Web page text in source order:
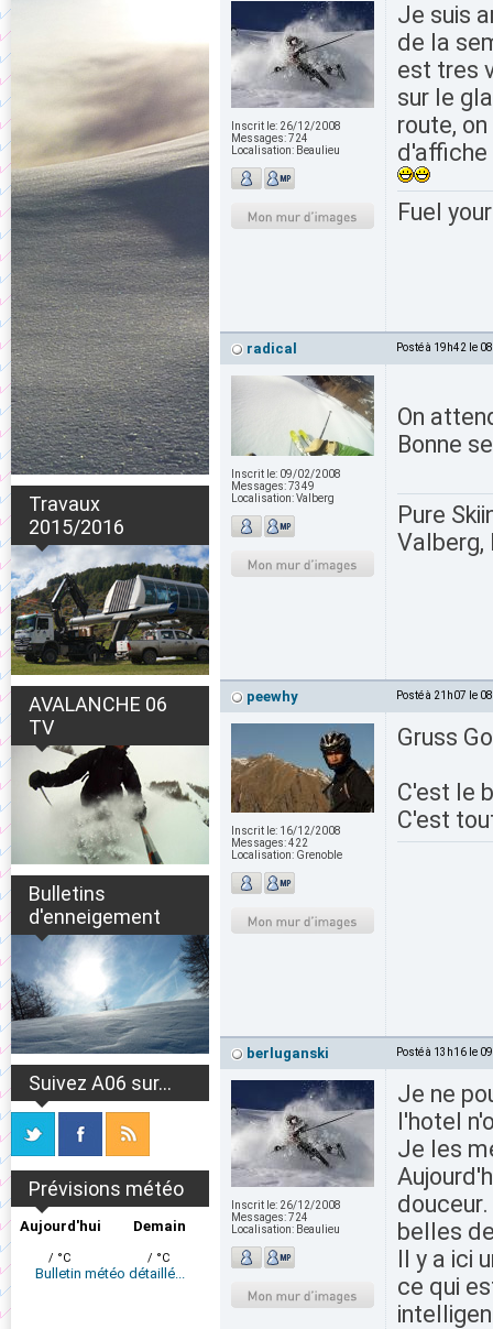
Travaux
2015/2016
AVALANCHE 06
TV
Bulletins
d'enneigement
Suivez A06 sur...
Prévisions météo
Aujourd'hui
/ °C
Demain
/ °C
Bulletin météo détaillé...
Inscrit le: 26/12/2008
Messages:724
Localisation: Beaulieu
Je suis
de la
est tres
sur le
route,
d'affiche
Fuel
radical Posté à 19h42 le
Inscrit le: 09/02/2008
Messages:7349
Localisation:Valberg
On
Bonne
Pure
Valberg,
peewhy Posté à 21h07 le
Inscrit le: 16/12/2008
Messages:422
Localisation: Grenoble
Gruss
C'est le
C'est
berluganski Posté à 13h16 le
Inscrit le: 26/12/2008
Messages:724
Localisation: Beaulieu
Je ne
l'hotel
Je les
belles
Il y a ici
ce qui